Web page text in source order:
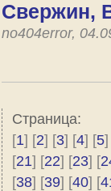
Свержин,
no404error,
Страница:
[1] [2] [3] [4] [5]
[21] [22] [23] [
[38] [39] [40] [